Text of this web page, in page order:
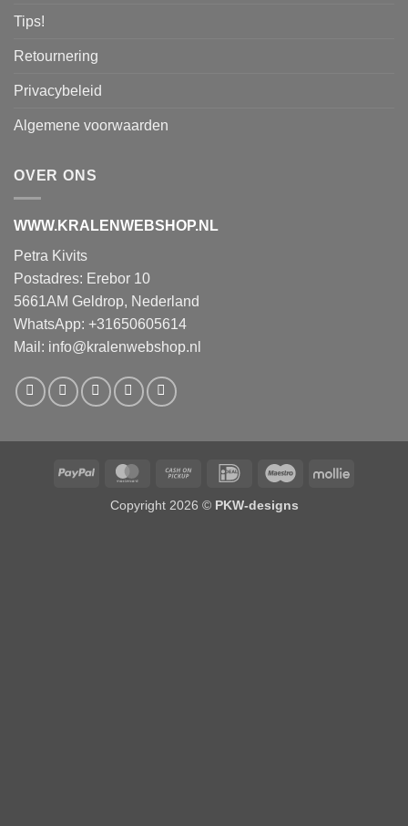
Tips!
Retournering
Privacybeleid
Algemene voorwaarden
OVER ONS
WWW.KRALENWEBSHOP.NL
Petra Kivits
Postadres: Erebor 10
5661AM Geldrop, Nederland
WhatsApp: +31650605614
Mail: info@kralenwebshop.nl
PayPal MasterCardCash
Pickup
IDeal Maestro Mollie
Copyright 2026 © PKW-designs